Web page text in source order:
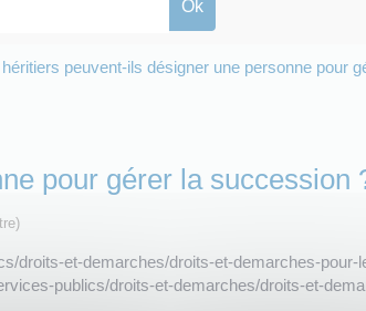
peuvent-ils désigner une personne pour
pour gérer la succession
droits-et-demarches/droits-et-demarches-
publics/droits-et-demarches/droits-et-